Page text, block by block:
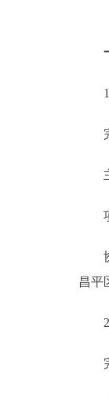
走进北京
1。
完
主
项
协
昌平
2。
完